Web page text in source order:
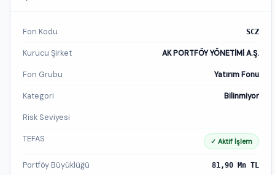
Fon Kodu SCZ
Kurucu Şirket AK PORTFÖY YÖNETİMİ A.Ş.
Fon Grubu Yatırım Fonu
Kategori Bilinmiyor
Risk Seviyesi
TEFAS ✓ Aktif İşlem
Portföy Büyüklüğü 81,90 Mn TL